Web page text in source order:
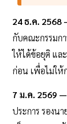
24 ธ.ค. 2568
กับคณะกรรมก
ให้ได้ข้อยุติ แล
ก่อน เพื่อไม่ให้
7 ม.ค. 2569
ประการ รองน